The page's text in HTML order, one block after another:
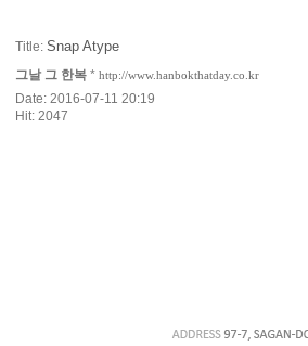
Title: Snap Atype
그날 그 한복 * http://www.hanbokthatday.co.kr
Date: 2016-07-11 20:19
Hit: 2047